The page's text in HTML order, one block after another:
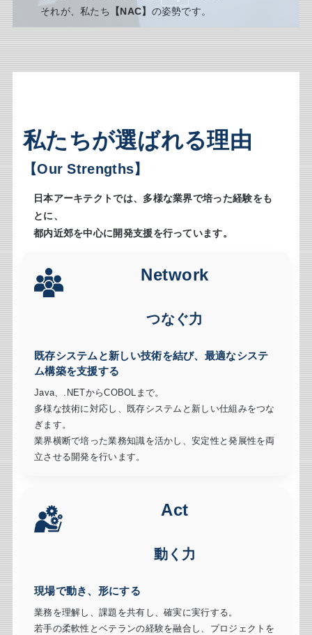
それが、私たち
【NAC】 の姿勢です。
私たちが選ばれる理由
【Our Strengths】
日本アーキテクトでは、多様な業界で培った経験をも
とに、
都内近郊を中心に開発支援を行っています。
Network
つなぐ力
既存システムと新しい技術を結び、最適なシステ
ム構築を支援する
Java、.NETからCOBOLまで。
多様な技術に対応し、既存システムと新しい仕組みをつな
ぎます。
業界横断で培った業務知識を活かし、安定性と発展性を両
立させる開発を行います。
Act
動く力
現場で動き、形にする
業務を理解し、課題を共有し、確実に実行する。
若手の柔軟性とベテランの経験を融合し、プロジェクトを